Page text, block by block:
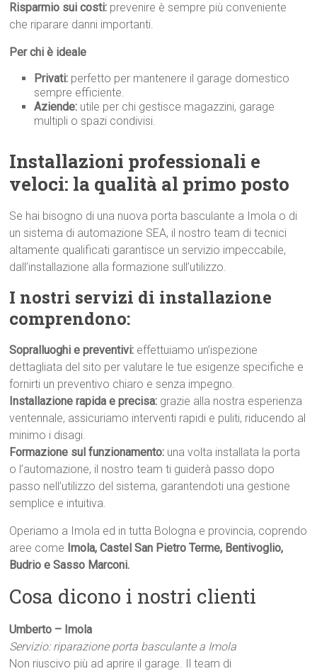
Risparmio sui costi: prevenire è sempre più conveniente
che riparare danni importanti.
Per chi è ideale
Privati: perfetto per mantenere il garage domestico
sempre efficiente.
Aziende: utile per chi gestisce magazzini, garage
multipli o spazi condivisi.
Installazioni professionali e
veloci: la qualità al primo posto
Se hai bisogno di una nuova porta basculante a Imola o di
un sistema di automazione SEA, il nostro team di tecnici
altamente qualificati garantisce un servizio impeccabile,
dall’installazione alla formazione sull’utilizzo.
I nostri servizi di installazione
comprendono:
Sopralluoghi e preventivi: effettuiamo un’ispezione
dettagliata del sito per valutare le tue esigenze specifiche e
fornirti un preventivo chiaro e senza impegno.
Installazione rapida e precisa: grazie alla nostra esperienza
ventennale, assicuriamo interventi rapidi e puliti, riducendo al
minimo i disagi.
Formazione sul funzionamento: una volta installata la porta
o l’automazione, il nostro team ti guiderà passo dopo
passo nell’utilizzo del sistema, garantendoti una gestione
semplice e intuitiva.
Operiamo a Imola ed in tutta Bologna e provincia, coprendo
aree come Imola, Castel San Pietro Terme, Bentivoglio,
Budrio e Sasso Marconi.
Cosa dicono i nostri clienti
Umberto – Imola
Servizio: riparazione porta basculante a Imola
Non riuscivo più ad aprire il garage. Il team di